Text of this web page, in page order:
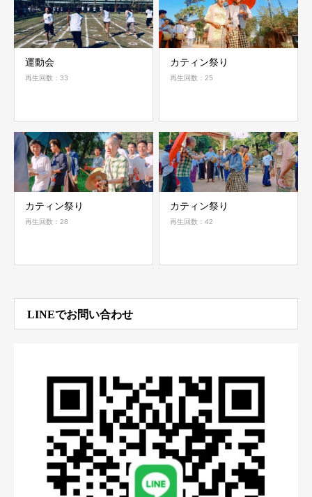
運動会
再生回数：33
カティン祭り
再生回数：25
カティン祭り
再生回数：28
カティン祭り
再生回数：42
LINEでお問い合わせ